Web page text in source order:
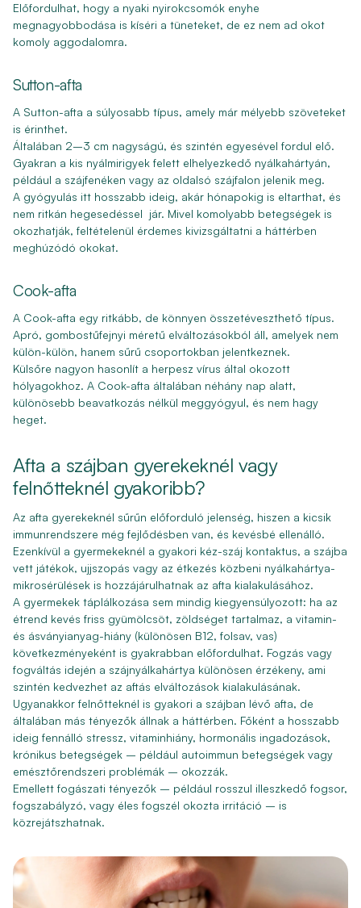
Előfordulhat, hogy a nyaki nyirokcsomók enyhe
megnagyobbodása is kíséri a tüneteket, de ez nem ad okot
komoly aggodalomra.
Sutton-afta
A Sutton-afta a súlyosabb típus, amely már mélyebb szöveteket
is érinthet.
Általában 2–3 cm nagyságú, és szintén egyesével fordul elő.
Gyakran a kis nyálmirigyek felett elhelyezkedő nyálkahártyán,
például a szájfenéken vagy az oldalsó szájfalon jelenik meg.
A gyógyulás itt hosszabb ideig, akár hónapokig is eltarthat, és
nem ritkán hegesedéssel jár. Mivel komolyabb betegségek is
okozhatják, feltételenül érdemes kivizsgáltatni a háttérben
meghúzódó okokat.
Cook-afta
A Cook-afta egy ritkább, de könnyen összetéveszthető típus.
Apró, gombostűfejnyi méretű elváltozásokból áll, amelyek nem
külön-külön, hanem sűrű csoportokban jelentkeznek.
Külsőre nagyon hasonlít a herpesz vírus által okozott
hólyagokhoz. A Cook-afta általában néhány nap alatt,
különösebb beavatkozás nélkül meggyógyul, és nem hagy
heget.
Afta a szájban gyerekeknél vagy
felnőtteknél gyakoribb?
Az afta gyerekeknél sűrűn előforduló jelenség, hiszen a kicsik
immunrendszere még fejlődésben van, és kevésbé ellenálló.
Ezenkívül a gyermekeknél a gyakori kéz-száj kontaktus, a szájba
vett játékok, ujjszopás vagy az étkezés közbeni nyálkahártya-
mikrosérülések is hozzájárulhatnak az afta kialakulásához.
A gyermekek táplálkozása sem mindig kiegyensúlyozott: ha az
étrend kevés friss gyümölcsöt, zöldséget tartalmaz, a vitamin-
és ásványianyag-hiány (különösen B12, folsav, vas)
következményeként is gyakrabban előfordulhat. Fogzás vagy
fogváltás idején a szájnyálkahártya különösen érzékeny, ami
szintén kedvezhet az aftás elváltozások kialakulásának.
Ugyanakkor felnőtteknél is gyakori a szájban lévő afta, de
általában más tényezők állnak a háttérben. Főként a hosszabb
ideig fennálló stressz, vitaminhiány, hormonális ingadozások,
krónikus betegségek – például autoimmun betegségek vagy
emésztőrendszeri problémák – okozzák.
Emellett fogászati tényezők – például rosszul illeszkedő fogsor,
fogszabályzó, vagy éles fogszél okozta irritáció – is
közrejátszhatnak.